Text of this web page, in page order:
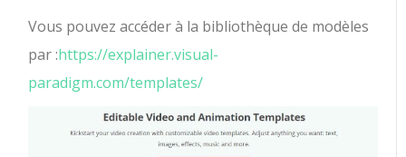
Vous pouvez accéder à la bibliothèque de modèles
par :https://explainer.visual-
paradigm.com/templates/